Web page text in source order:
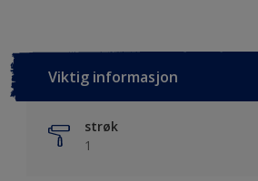
Viktig informasjon
strøk
1